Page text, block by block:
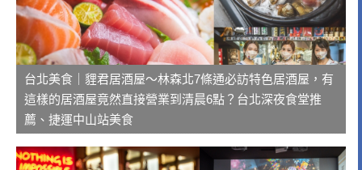
台北美食｜貍君居酒屋～林森北7條通必訪特色居酒屋，有
這樣的居酒屋竟然直接營業到清晨6點？台北深夜食堂推
薦、捷運中山站美食